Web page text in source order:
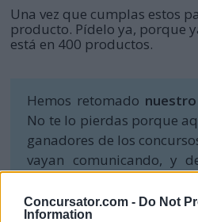
Concursator.com - Do Not
Information
Una vez que cumplas estos
producto. Pídelo ya, porque
está en 400 productos.
Hemos retomado
No te lo pierdas porque
ganadores de los
vayan comunicando, y